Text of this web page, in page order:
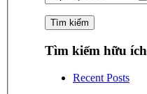
Tìm kiếm hữu ích
Recent Posts